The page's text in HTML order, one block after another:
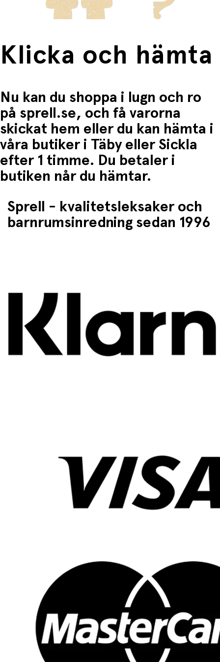
Klicka och hämta
Nu kan du shoppa i lugn och ro
på sprell.se, och få varorna
skickat hem eller du kan hämta i
våra butiker i Täby eller Sickla
efter 1 timme. Du betaler i
butiken når du hämtar.
Sprell - kvalitetsleksaker och
barnrumsinredning sedan 1996